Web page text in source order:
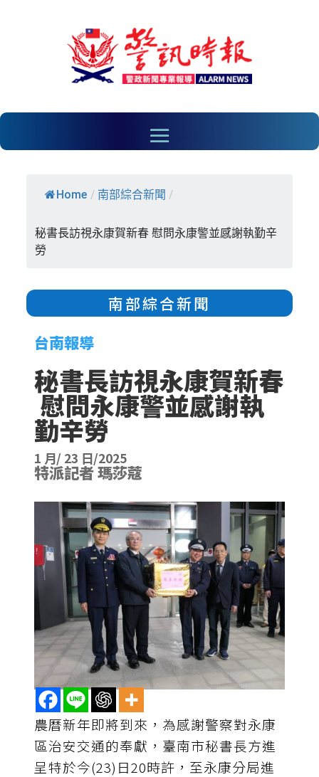
Home / 南部綜合新聞 /
秘書長訪視永康賀新春 慰問永康警並感謝執勤辛
勞
南部綜合新聞
台南報導
秘書長訪視永康賀新春
慰問永康警並感謝執
勤辛勞
1 月/ 23 日/2025
特派記者 瑪莎蔻
農曆新年即將到來，為感謝警察對永康
區治安交通的奉獻，臺南市秘書長方進
呈特於今(23)日20時許，至永康分局進